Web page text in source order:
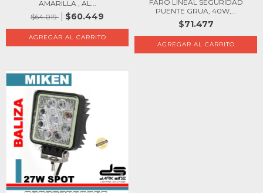
AMARILLA , AL...
$64.019
$60.449
FARO LINEAL SEGURIDAD
PUENTE GRUA, 40W,...
$71.477